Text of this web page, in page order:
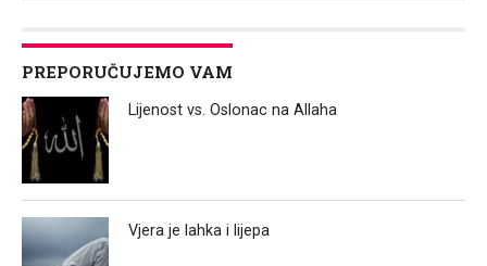
PREPORUČUJEMO VAM
Lijenost vs. Oslonac na Allaha
Vjera je lahka i lijepa